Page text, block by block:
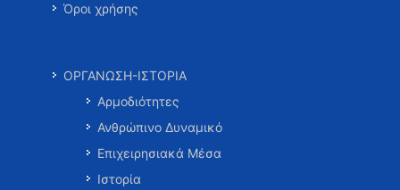
Όροι χρήσης
ΟΡΓΑΝΩΣΗ-ΙΣΤΟΡΙΑ
Αρμοδιότητες
Ανθρώπινο Δυναμικό
Επιχειρησιακά Μέσα
Ιστορία